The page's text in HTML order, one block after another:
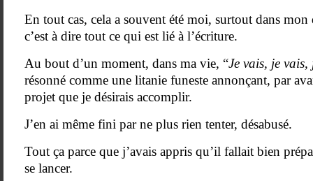
En tout cas, cela a souvent été moi, surtout dans
c’est à dire tout ce qui est lié à l’écriture.
Au bout d’un moment, dans ma vie, “Je vais, je vais,
résonné comme une litanie funeste annonçant, par
projet que je désirais accomplir.
J’en ai même fini par ne plus rien tenter, désabusé.
Tout ça parce que j’avais appris qu’il fallait bien
se lancer.